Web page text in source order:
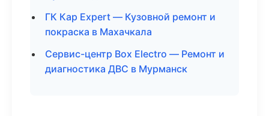
ГК Кар Expert — Кузовной ремонт и
покраска в Махачкала
Сервис-центр Box Electro — Ремонт и
диагностика ДВС в Мурманск